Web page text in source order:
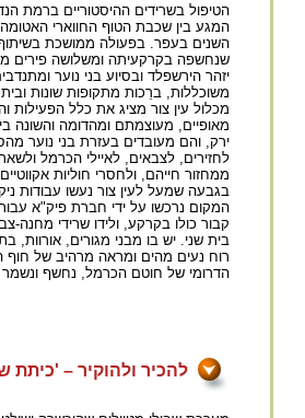
הטיפול בשרידים ההיסטוריים ברמת
המגע בין שכבת הטוף החווארי
השנים בעפר. בפעולה ממושכת
שנחשפה בקרקעיתה ומשלושה פירים
יזהר הירשפלד ובסיוע בני נוער
משוכללות, ברֵכות מתקופות שונות
מכלול עין צור מציג את כלל
מאופיים, מעוצמתם ומהדומה והשונה
ירק, והם מעובדים בעזרת בני נוער
ממחזור חייהם, ולחסרי חוליות
המקום נרכשו על ידי חברת פיק"א
קבור כולו בקרקע, ולידו שרידי
בית שני. יש בו מבני מגורים,
רוח נעים מהים ומראה מרהיב של
הדרומי של חוטם הכרמל, נחשף ונשמר
להכיר ולהוקיר – 'כיתת